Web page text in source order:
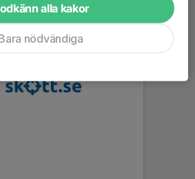
alla kakor
nödvändiga